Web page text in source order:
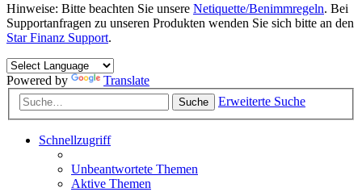
Hinweise: Bitte beachten Sie unsere Netiquette/Benimmregeln. Bei
Supportanfragen zu unseren Produkten wenden Sie sich bitte an den
Star Finanz Support.
Powered by Translate
Suche Erweiterte Suche
Schnellzugriff
Unbeantwortete Themen
Aktive Themen